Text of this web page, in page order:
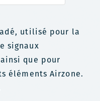
utilisé pour la
signaux
que pour
éléments Airzone.